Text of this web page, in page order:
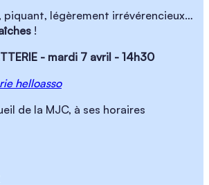
piquant, légèrement irrévérencieux…
!
- mardi 7 avril - 14h30
helloasso
de la MJC, à ses horaires